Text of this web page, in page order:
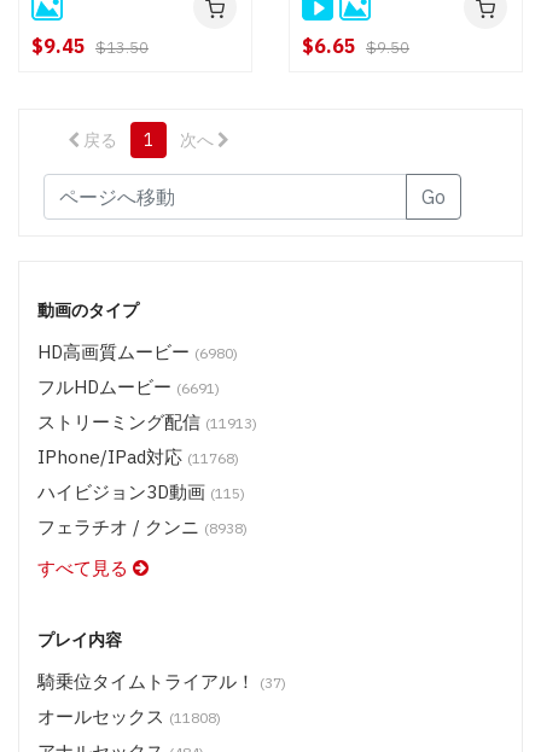
動画のタイプ
HD高画質ムービー (6980)
フルHDムービー (6691)
ストリーミング配信 (11913)
IPhone/iPad対応 (11768)
ハイビジョン3D動画 (115)
フェラチオ / クンニ (8938)
すべて見る
プレイ内容
騎乗位タイムトライアル！ (37)
オールセックス (11808)
$9.45 $13.50 $6.65 $9.50
戻る 1 次へ
Go